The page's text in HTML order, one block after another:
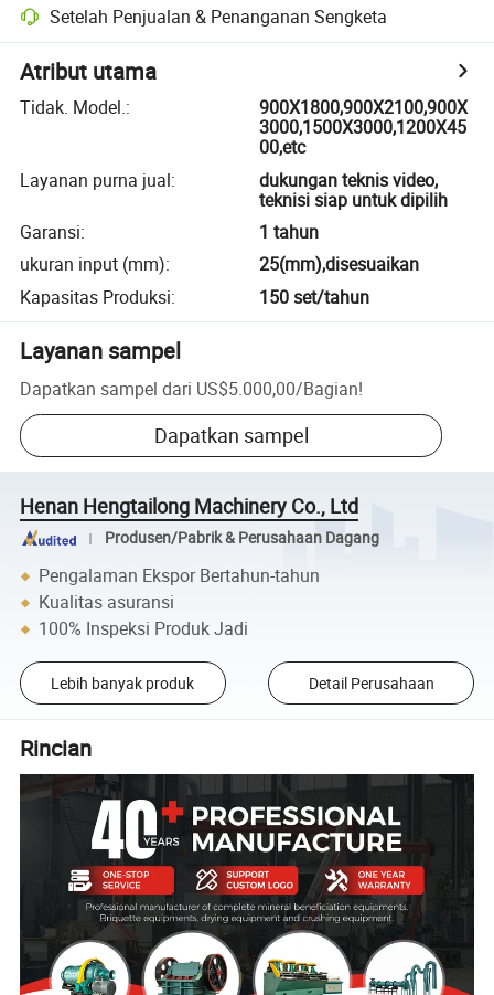
Setelah Penjualan & Penanganan Sengketa
Atribut utama
Tidak. Model.:
900X1800,900X2100,900X
3000,1500X3000,1200X45
00,etc
Layanan purna jual:
dukungan teknis video,
teknisi siap untuk dipilih
Garansi:
1 tahun
ukuran input (mm):
25(mm),disesuaikan
Kapasitas Produksi: 150 set/tahun
Layanan sampel
Dapatkan sampel dari US$5.000,00/Bagian!
Dapatkan sampel
Henan Hengtailong Machinery Co., Ltd
Produsen/Pabrik & Perusahaan Dagang
Pengalaman Ekspor Bertahun-tahun
Kualitas asuransi
100% Inspeksi Produk Jadi
Lebih banyak produk Detail Perusahaan
Rincian